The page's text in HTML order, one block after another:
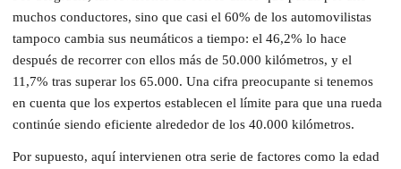
muchos conductores, sino que casi el 60% de los automovilistas
tampoco cambia sus neumáticos a tiempo: el 46,2% lo hace
después de recorrer con ellos más de 50.000 kilómetros, y el
11,7% tras superar los 65.000. Una cifra preocupante si tenemos
en cuenta que los expertos establecen el límite para que una rueda
continúe siendo eficiente alrededor de los 40.000 kilómetros.
Por supuesto, aquí intervienen otra serie de factores como la edad